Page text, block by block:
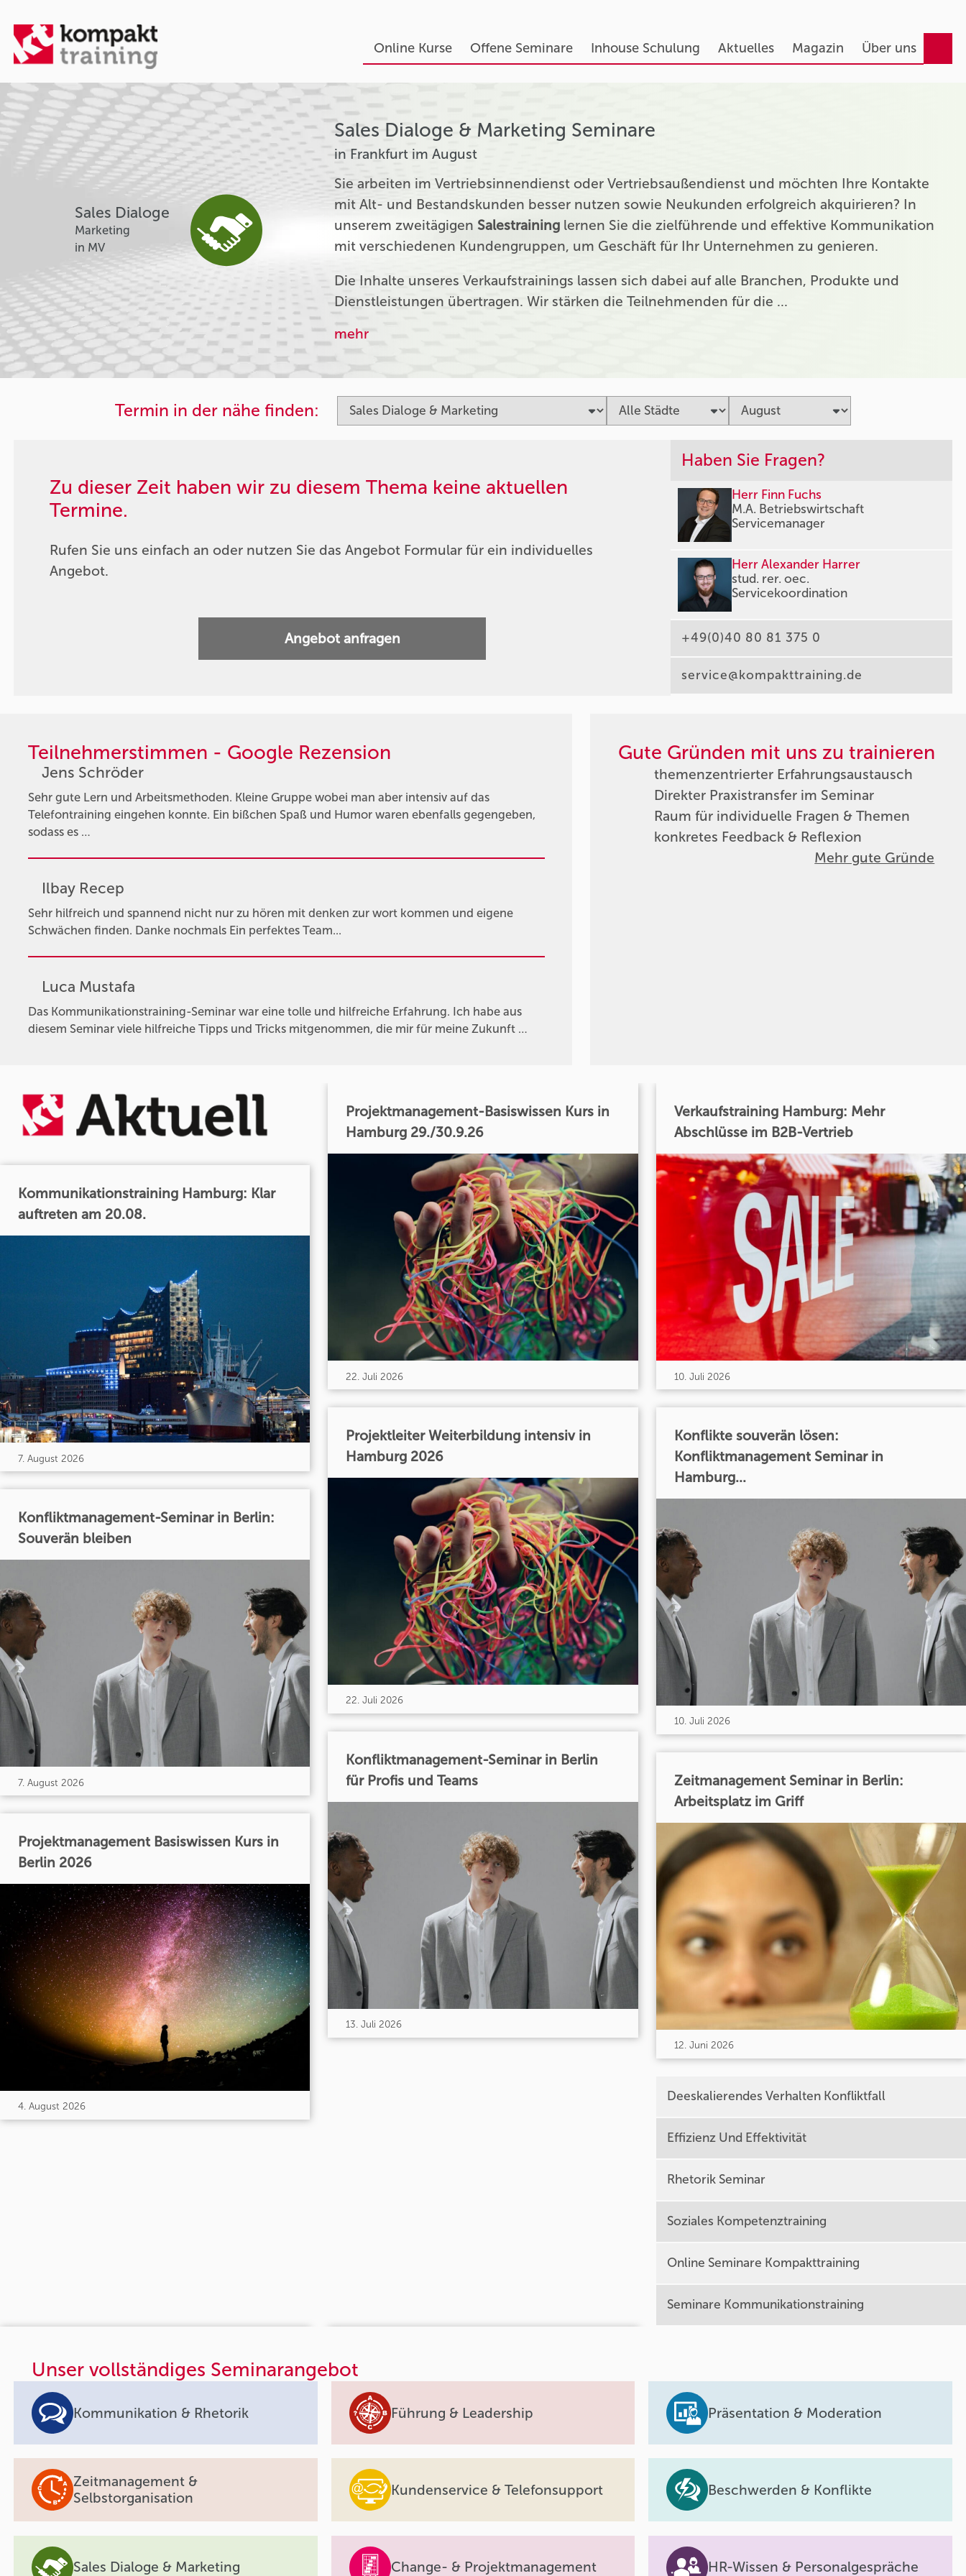
Online Kurse Offene Seminare Inhouse Schulung Aktuelles Magazin Über uns
Sales Dialoge
Marketing
in MV
Sales Dialoge & Marketing Seminare
in Frankfurt im August
Sie arbeiten im Vertriebsinnendienst oder Vertriebsaußendienst und möchten Ihre Kontakte
mit Alt- und Bestandskunden besser nutzen sowie Neukunden erfolgreich akquirieren? In
unserem zweitägigenSalestraining lernen Sie die zielführende und effektive Kommunikation
mit verschiedenen Kundengruppen, um Geschäft für Ihr Unternehmen zu genieren.
Die Inhalte unseres Verkaufstrainings lassen sich dabei auf alle Branchen, Produkte und
Dienstleistungen übertragen. Wir stärken die Teilnehmenden für die …
mehr
Termin in der nähe finden:
Zu dieser Zeit haben wir zu diesem Thema keine aktuellen
Termine.
Rufen Sie uns einfach an oder nutzen Sie das Angebot Formular für ein individuelles
Angebot.
Angebot anfragen
Haben Sie Fragen?
Herr Finn Fuchs
M.A. Betriebswirtschaft
Servicemanager
Herr Alexander Harrer
stud. rer. oec.
Servicekoordination
+49(0)40 80 81 375 0
service@kompakttraining.de
Teilnehmerstimmen - Google Rezension
Jens Schröder
Sehr gute Lern und Arbeitsmethoden. Kleine Gruppe wobei man aber intensiv auf das
Telefontraining eingehen konnte. Ein bißchen Spaß und Humor waren ebenfalls gegengeben,
sodass es …
Ilbay Recep
Sehr hilfreich und spannend nicht nur zu hören mit denken zur wort kommen und eigene
Schwächen finden. Danke nochmals Ein perfektes Team...
Luca Mustafa
Das Kommunikationstraining-Seminar war eine tolle und hilfreiche Erfahrung. Ich habe aus
diesem Seminar viele hilfreiche Tipps und Tricks mitgenommen, die mir für meine Zukunft …
Gute Gründen mit uns zu trainieren
themenzentrierter Erfahrungsaustausch
Direkter Praxistransfer im Seminar
Raum für individuelle Fragen & Themen
konkretes Feedback & Reflexion
Mehr gute Gründe
Kommunikationstraining Hamburg: Klar
auftreten am 20.08.
7. August 2026
Konfliktmanagement-Seminar in Berlin:
Souverän bleiben
7. August 2026
Projektmanagement Basiswissen Kurs in
Berlin 2026
4. August 2026
Projektmanagement-Basiswissen Kurs in
Hamburg 29./30.9.26
22. Juli 2026
Projektleiter Weiterbildung intensiv in
Hamburg 2026
22. Juli 2026
Konfliktmanagement-Seminar in Berlin
für Profis und Teams
13. Juli 2026
Verkaufstraining Hamburg: Mehr
Abschlüsse im B2B-Vertrieb
10. Juli 2026
Konflikte souverän lösen:
Konfliktmanagement Seminar in
Hamburg...
10. Juli 2026
Zeitmanagement Seminar in Berlin:
Arbeitsplatz im Griff
12. Juni 2026
Deeskalierendes Verhalten Konfliktfall
Effizienz Und Effektivität
Rhetorik Seminar
Soziales Kompetenztraining
Online Seminare Kompakttraining
Seminare Kommunikationstraining
Unser vollständiges Seminarangebot
Kommunikation & Rhetorik Führung & Leadership Präsentation & Moderation
Zeitmanagement &
Selbstorganisation
Kundenservice & Telefonsupport Beschwerden & Konflikte
Sales Dialoge & Marketing Change- & Projektmanagement HR-Wissen & Personalgespräche